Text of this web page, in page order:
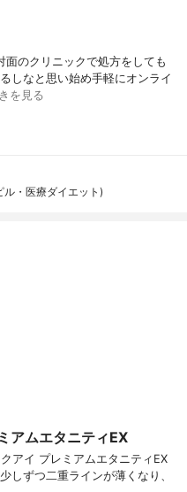
のクリニックで処方をしても
しなと思い始め手軽にオンライ
を見る
ル・医療ダイエット)
アムエタニティEX
アイ プレミアムエタニティEX
しずつ二重ラインが薄くなり、